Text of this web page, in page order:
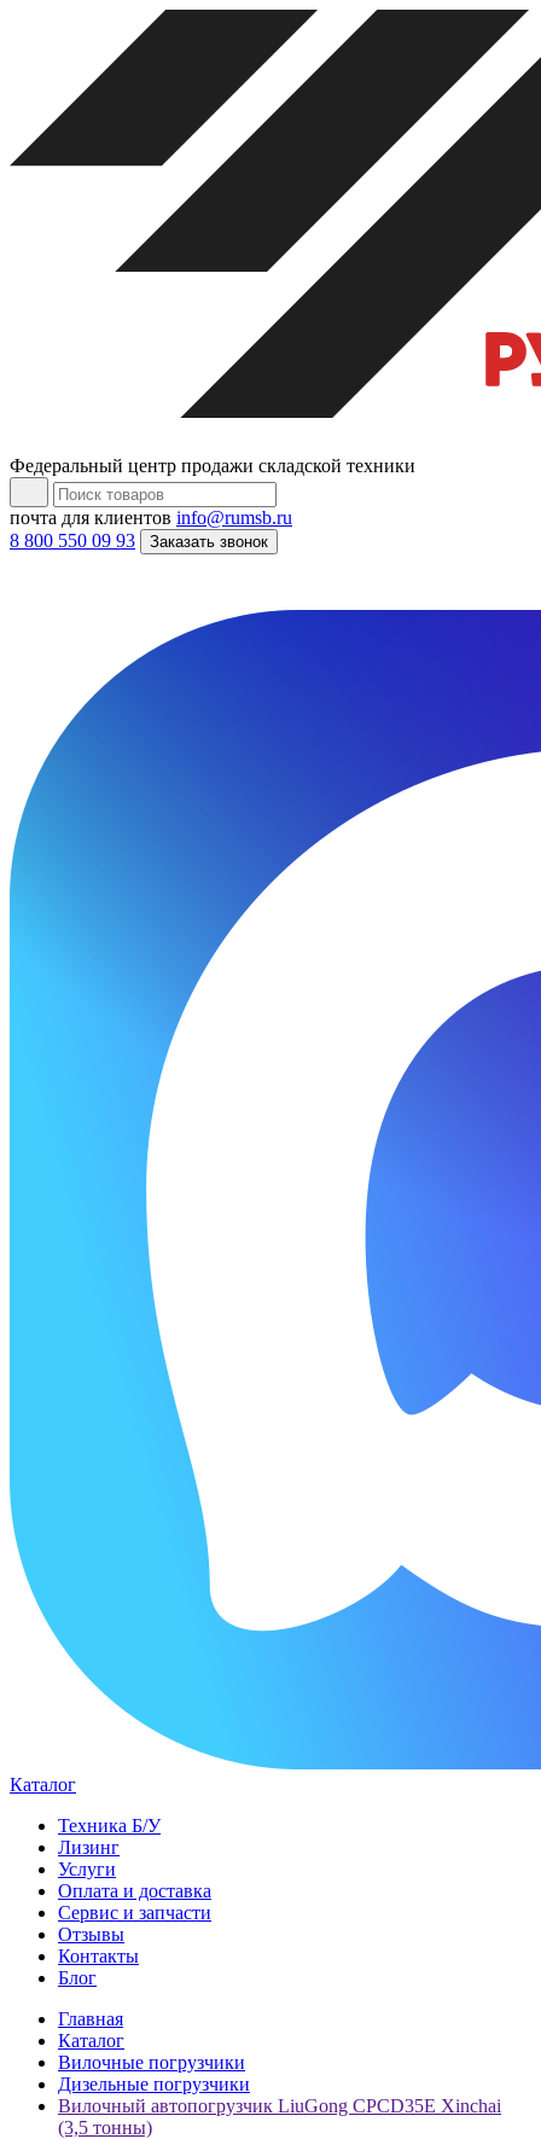
Федеральный центр продажи складской техники
почта для клиентов info@rumsb.ru
8 800 550 09 93
Заказать звонок
Каталог
Техника Б/У
Лизинг
Услуги
Оплата и доставка
Сервис и запчасти
Отзывы
Контакты
Блог
Главная
Каталог
Вилочные погрузчики
Дизельные погрузчики
Вилочный автопогрузчик LiuGong CPCD35E Xinchai
(3,5 тонны)